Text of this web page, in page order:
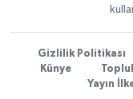
Gizlilik Politikası
Künye
Yayın